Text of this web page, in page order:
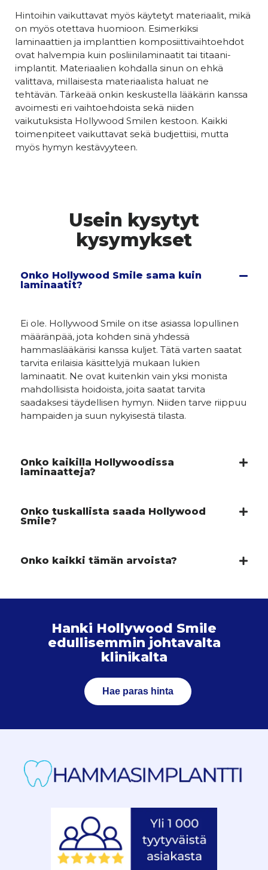
Hintoihin vaikuttavat myös käytetyt materiaalit, mikä
on myös otettava huomioon. Esimerkiksi
laminaattien ja implanttien komposiittivaihtoehdot
ovat halvempia kuin posliinilaminaatit tai titaani-
implantit. Materiaalien kohdalla sinun on ehkä
valittava, millaisesta materiaalista haluat ne
tehtävän. Tärkeää onkin keskustella lääkärin kanssa
avoimesti eri vaihtoehdoista sekä niiden
vaikutuksista Hollywood Smilen kestoon. Kaikki
toimenpiteet vaikuttavat sekä budjettiisi, mutta
myös hymyn kestävyyteen.
Usein kysytyt
kysymykset
Onko Hollywood Smile sama kuin
laminaatit?
Ei ole. Hollywood Smile on itse asiassa lopullinen
määränpää, jota kohden sinä yhdessä
hammaslääkärisi kanssa kuljet. Tätä varten saatat
tarvita erilaisia käsittelyjä mukaan lukien
laminaatit. Ne ovat kuitenkin vain yksi monista
mahdollisista hoidoista, joita saatat tarvita
saadaksesi täydellisen hymyn. Niiden tarve riippuu
hampaiden ja suun nykyisestä tilasta.
Onko kaikilla Hollywoodissa
laminaatteja?
Onko tuskallista saada Hollywood
Smile?
Onko kaikki tämän arvoista?
Hanki Hollywood Smile
edullisemmin johtavalta
klinikalta
Hae paras hinta